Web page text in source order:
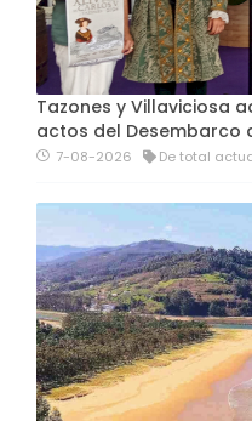
Tazones y Villaviciosa
actos del Desembarco
7-08-2026 De total